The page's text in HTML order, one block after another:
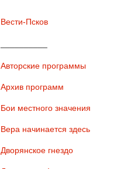
Вести-Псков
Авторские программы
Архив программ
Бои местного значения
Вера начинается здесь
Дворянское гнездо